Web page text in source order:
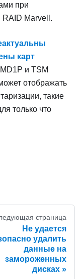
при
RAID Marvell.
карт
и TSM
отображать
такие
только что
страница
Не удается
удалить
данные на
замороженных
дисках